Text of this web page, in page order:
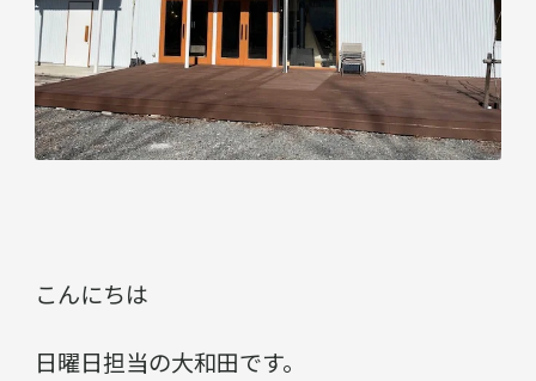
こんにちは
日曜日担当の大和田です。